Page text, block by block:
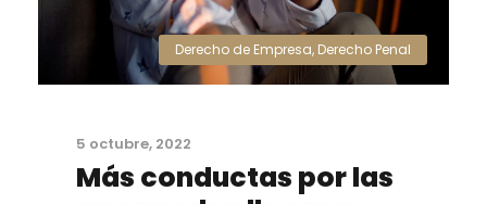
Derecho de Empresa, Derecho Penal
5 octubre, 2022
Más conductas por las